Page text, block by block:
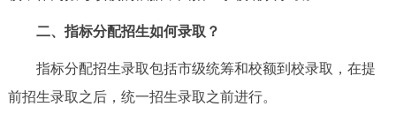
DEUTSCH FRANÇAIS
ESPAÑOL العربية PORTUGUÊS
二、指标分配招生如何录取？
指标分配招生录取包括市级统筹和校额到校录取，在提
前招生录取之后，统一招生录取之前进行。